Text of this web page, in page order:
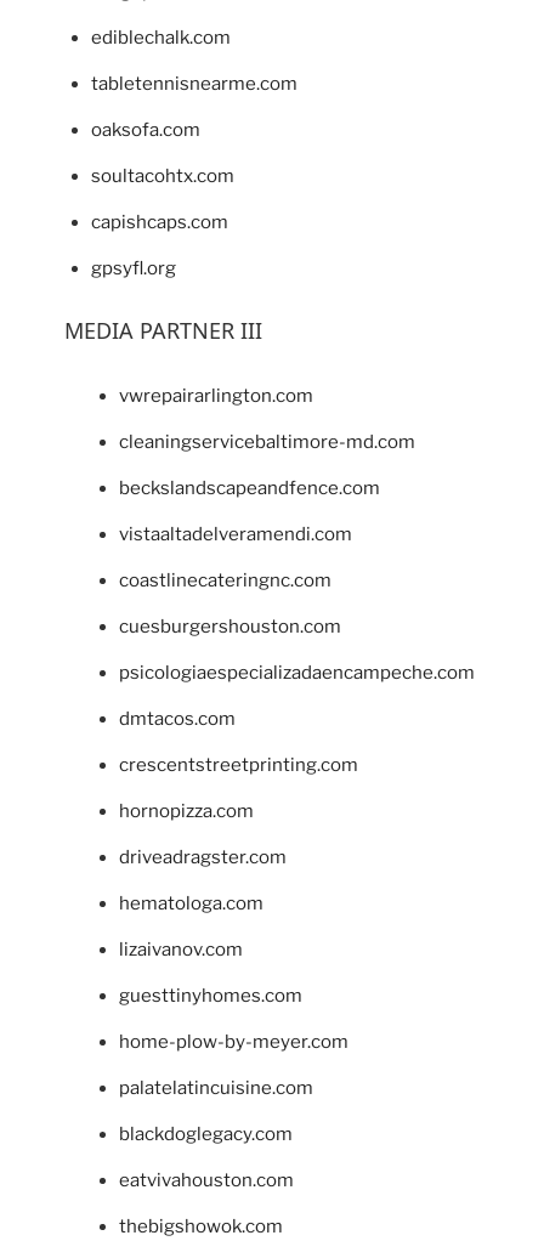
ediblechalk.com
tabletennisnearme.com
oaksofa.com
soultacohtx.com
capishcaps.com
gpsyfl.org
MEDIA PARTNER III
vwrepairarlington.com
cleaningservicebaltimore-md.com
beckslandscapeandfence.com
vistaaltadelveramendi.com
coastlinecateringnc.com
cuesburgershouston.com
psicologiaespecializadaencampeche.com
dmtacos.com
crescentstreetprinting.com
hornopizza.com
driveadragster.com
hematologa.com
lizaivanov.com
guesttinyhomes.com
home-plow-by-meyer.com
palatelatincuisine.com
blackdoglegacy.com
eatvivahouston.com
thebigshowok.com